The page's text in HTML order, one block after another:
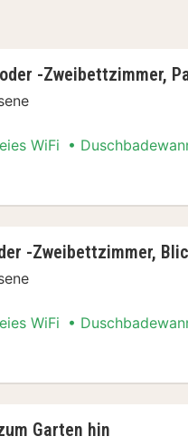
-Zweibettzimmer,
WiFi
-Zweibettzimmer,
WiFi
Garten hin